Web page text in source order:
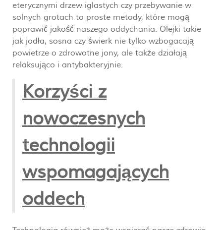
eterycznymi drzew iglastych czy przebywanie w
solnych grotach to proste metody, które mogą
poprawić jakość naszego oddychania. Olejki takie
jak jodła, sosna czy świerk nie tylko wzbogacają
powietrze o zdrowotne jony, ale także działają
relaksująco i antybakteryjnie.
Korzyści z
nowoczesnych
technologii
wspomagających
oddech